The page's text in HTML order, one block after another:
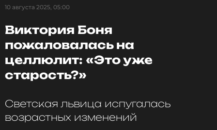
10 августа 2025, 05:00
Виктория Боня
пожаловалась на
целлюлит: «Это уже
старость?»
Светская львица испугалась
возрастных изменений